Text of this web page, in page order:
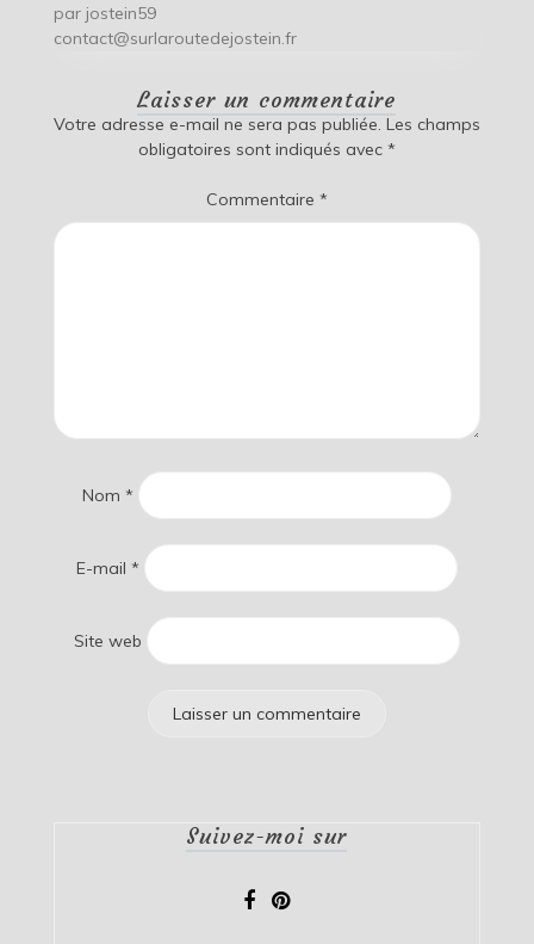
par jostein59
contact@surlaroutedejostein.fr
Laisser un commentaire
Votre adresse e-mail ne sera pas publiée. Les champs
obligatoires sont indiqués avec *
Commentaire *
Nom *
E-mail *
Site web
Suivez-moi sur